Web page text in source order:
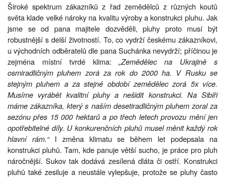
Široké spektrum zákazníků z řad zemědělců z různých koutů
světa klade velké nároky na kvalitu výroby a konstrukci pluhu. Jak
jsme se od pana majitele dozvěděli, pluhy proto musí být
robustnější s delší životností. To, co vydrží českému zákazníkovi,
u východních odběratelů dle pana Suchánka nevydrží; příčinou je
zejména místní tvrdé klima:„Zemědělec na Ukrajině s
osmiradličným pluhem zorá za rok do 2000 ha. V Rusku se
stejným pluhem a za stejné období zemědělec zorá 5x více.
Musíme vyrábět kvalitní pluhy a nešidit konstrukci. Na Sibiři
máme zákazníka, který s naším desetiradličným pluhem zoral za
sezónu přes 15 000 hektarů a po třech letech provozu mění jen
opotřebitelné díly. U konkurenčních pluhů musel měnit každý rok
hlavní rám.“I změna klimatu se během let podepsala na
konstrukci pluhů. Tam, kde panuje větší sucho, je práce pro pluh
náročnější. Sukov tak dodává zesílená dláta či ostří. Konstrukci
pluhů také zesiluje a neustále vylepšuje, protože se pluhy často